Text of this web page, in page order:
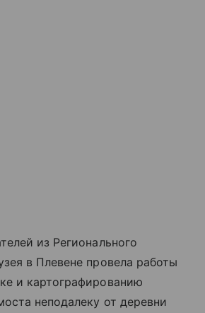
из Регионального
в Плевене провела работы
и картографированию
неподалеку от деревни